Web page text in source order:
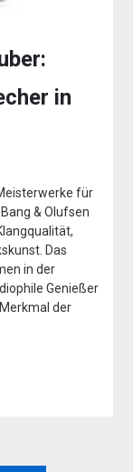
in
für
& Olufsen
Das
in der
Genießer
der